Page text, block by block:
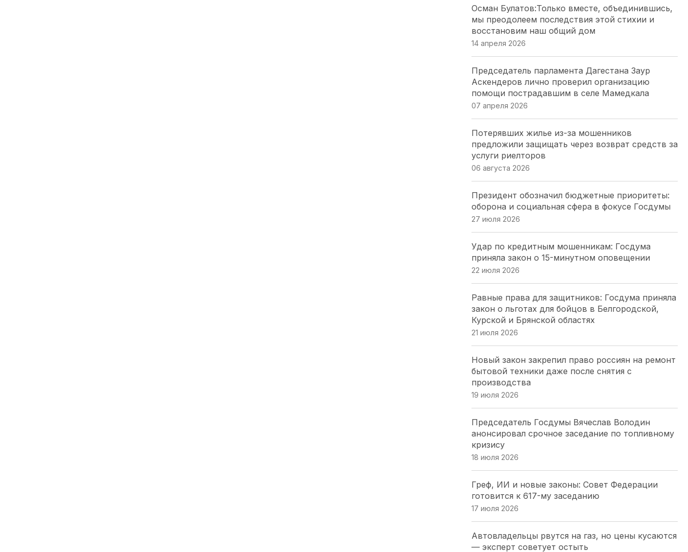
— главное за минуту
24 июля 2026
доступной среде
23 июля 2026
23 июля 2026
Народные избранники Севастополя оценили
20 июля 2026
Общественной палаты
16 июля 2026
нагрузку на мировых судей: два участка
упразднены, два созданы
16 июля 2026
разъяснил, кого коснутся изменения
16 июля 2026
16 июля 2026
Краевые депутаты просят Правительство
Губернаторская инициатива принята: кубанские
16 июля 2026
Осман Булатов:Только вместе, объединившись,
мы преодолеем последствия этой стихии и
восстановим наш общий дом
14 апреля 2026
Председатель парламента Дагестана Заур
Аскендеров лично проверил организацию
помощи пострадавшим в селе Мамедкала
07 апреля 2026
Потерявших жилье из-за мошенников
предложили защищать через возврат средств за
услуги риелторов
06 августа 2026
Президент обозначил бюджетные приоритеты:
оборона и социальная сфера в фокусе Госдумы
27 июля 2026
Удар по кредитным мошенникам: Госдума
приняла закон о 15-минутном оповещении
22 июля 2026
Равные права для защитников: Госдума приняла
закон о льготах для бойцов в Белгородской,
Курской и Брянской областях
21 июля 2026
Новый закон закрепил право россиян на ремонт
бытовой техники даже после снятия с
производства
19 июля 2026
Председатель Госдумы Вячеслав Володин
анонсировал срочное заседание по топливному
кризису
18 июля 2026
Греф, ИИ и новые законы: Совет Федерации
готовится к 617-му заседанию
17 июля 2026
Автовладельцы рвутся на газ, но цены кусаются
— эксперт советует остыть